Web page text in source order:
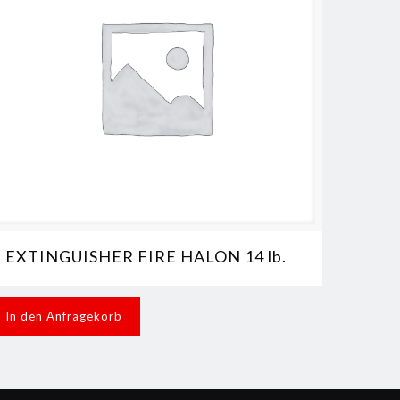
EXTINGUISHER FIRE HALON 14 lb.
In den Anfragekorb